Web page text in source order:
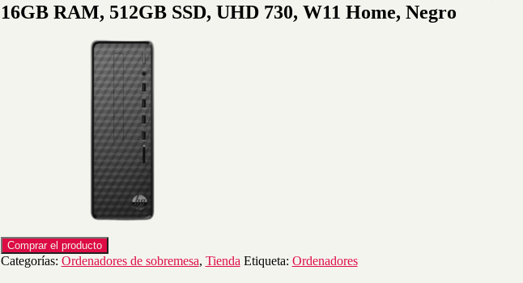
649,00 €.599,00 €.
16GB RAM, 512GB SSD, UHD 730, W11 Home, Negro
Comprar el producto
Categorías: Ordenadores de sobremesa, Tienda Etiqueta: Ordenadores